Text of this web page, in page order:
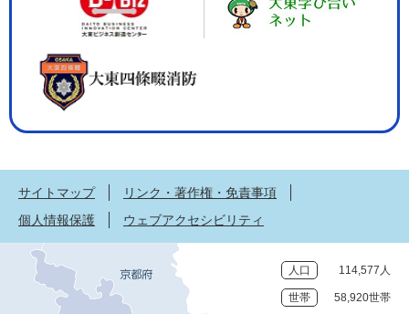
サイトマップ
リンク・著作権・免責事項
個人情報保護
ウェブアクセシビリティ
人口 114,577人
世帯 58,920世帯